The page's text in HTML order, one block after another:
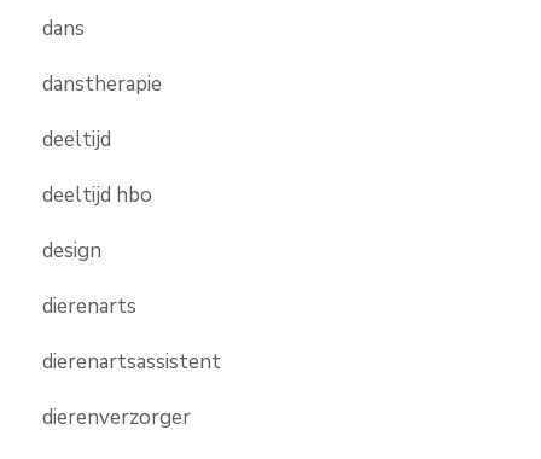
dans
danstherapie
deeltijd
deeltijd hbo
design
dierenarts
dierenartsassistent
dierenverzorger